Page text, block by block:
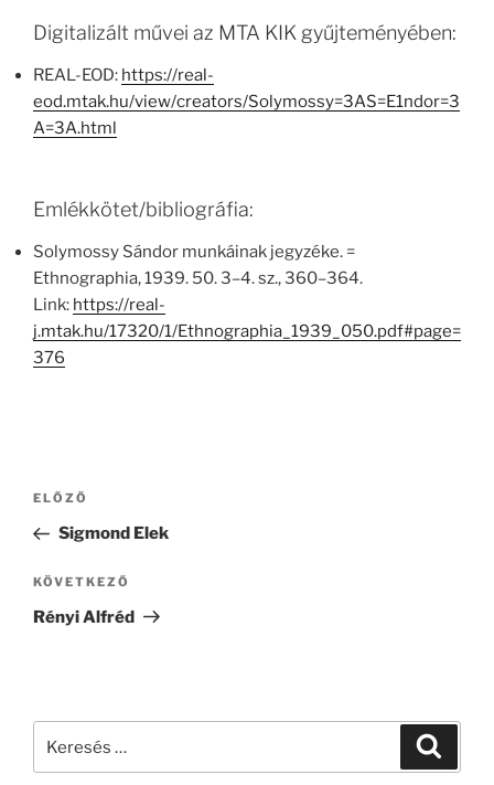
Digitalizált művei az MTA KIK gyűjteményében:
REAL-EOD: https://real-
eod.mtak.hu/view/creators/Solymossy=3AS=E1ndor=3
A=3A.html
Emlékkötet/bibliográfia:
Solymossy Sándor munkáinak jegyzéke. =
Ethnographia, 1939. 50. 3–4. sz., 360–364.
Link: https://real-
j.mtak.hu/17320/1/Ethnographia_1939_050.pdf#page=
376
Bejegyzés
Korábbi
bejegyzés
ELŐZŐ
Sigmond Elek
Következő
bejegyzés
KÖVETKEZŐ
Rényi Alfréd